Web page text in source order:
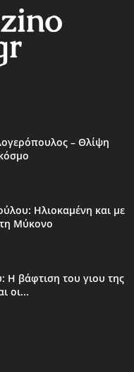
– Θλίψη
Ηλιοκαμένη και με
Μύκονο
Η βάφτιση του γιου της
οι...